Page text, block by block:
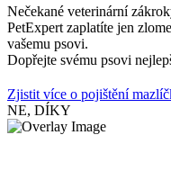
Nečekané veterinární
PetExpert zaplatíte jen
vašemu psovi.
Dopřejte svému psovi
Zjistit více o pojištění
NE, DÍKY